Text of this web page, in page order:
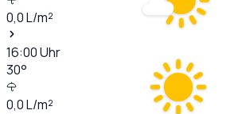
0,0L/m²
16:00Uhr
30°
0,0L/m²